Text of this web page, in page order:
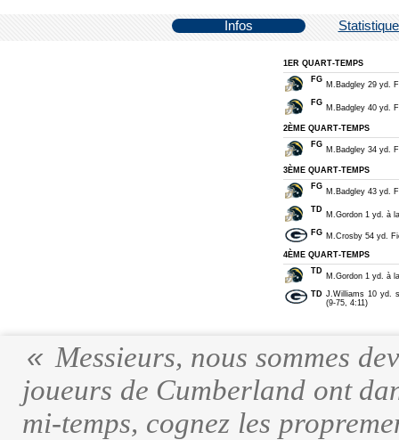
Infos
1ER QUART-TEMPS
FG
M.Badgley 29 yd.
FG
M.Badgley 40 yd.
2ÈME QUART-TEMPS
FG
M.Badgley 34 yd.
3ÈME QUART-TEMPS
FG
M.Badgley 43 yd.
TD
M.Gordon 1 yd. à
FG M.Crosby 54 yd.
4ÈME QUART-TEMPS
TD
M.Gordon 1 yd. à
TD J.Williams 10 yd.
(9-75, 4:11)
Messieurs, nous sommes
joueurs de Cumberland ont
mi-temps, cognez les